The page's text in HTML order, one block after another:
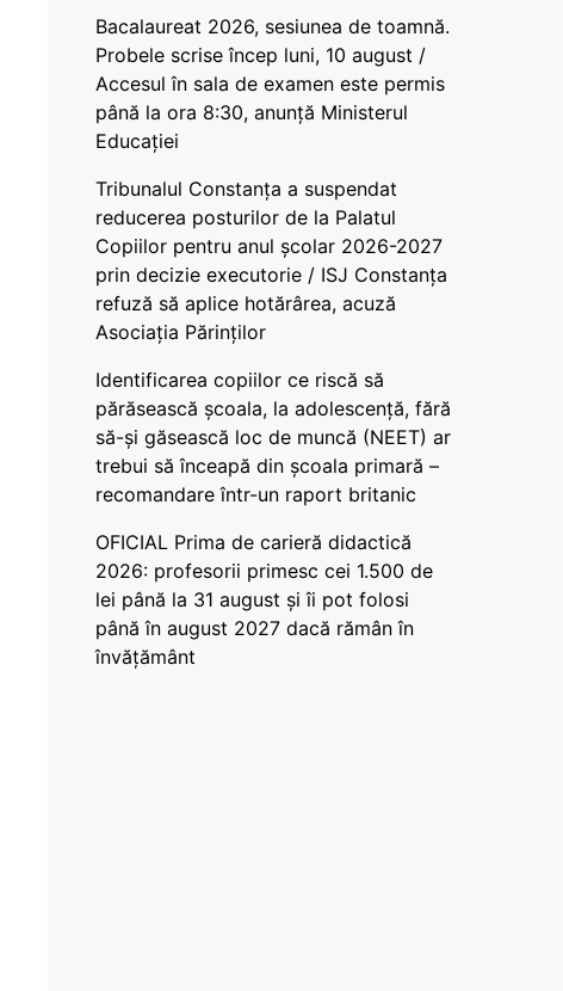
Bacalaureat 2026, sesiunea de toamnă.
Probele scrise încep luni, 10 august /
Accesul în sala de examen este permis
până la ora 8:30, anunță Ministerul
Educației
Tribunalul Constanța a suspendat
reducerea posturilor de la Palatul
Copiilor pentru anul școlar 2026-2027
prin decizie executorie / ISJ Constanța
refuză să aplice hotărârea, acuză
Asociația Părinților
Identificarea copiilor ce riscă să
părăsească școala, la adolescență, fără
să-și găsească loc de muncă (NEET) ar
trebui să înceapă din școala primară –
recomandare într-un raport britanic
OFICIAL Prima de carieră didactică
2026: profesorii primesc cei 1.500 de
lei până la 31 august și îi pot folosi
până în august 2027 dacă rămân în
învățământ